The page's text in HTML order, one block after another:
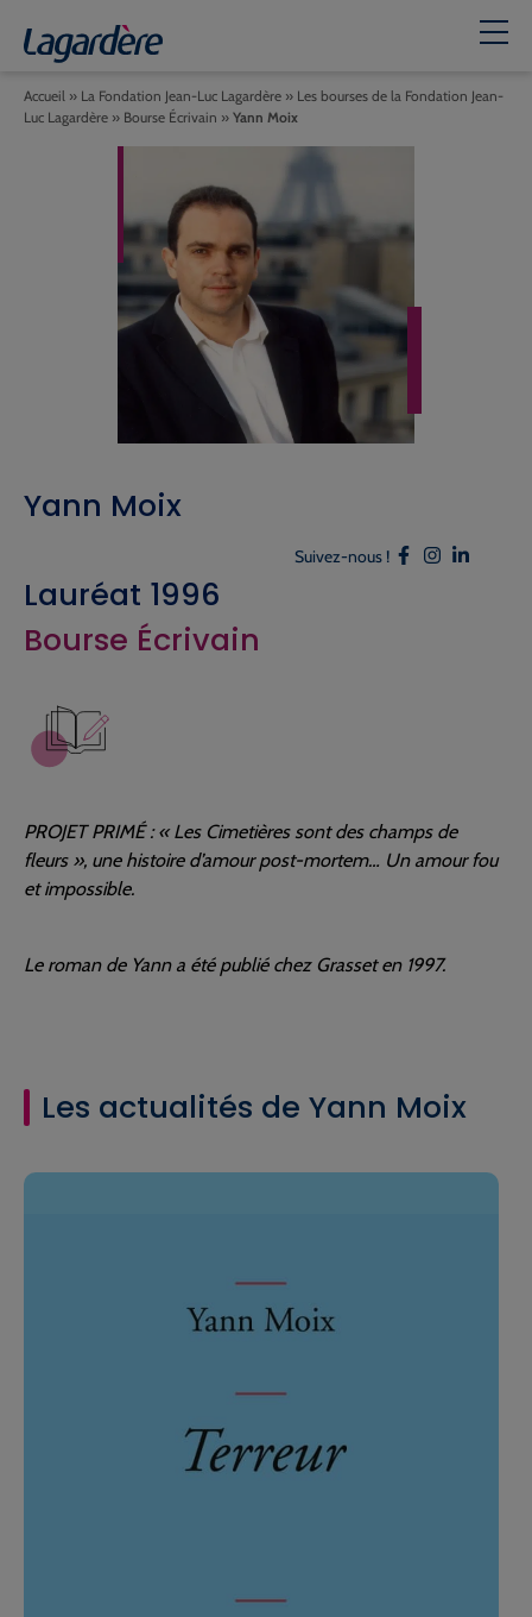
Yann Moix
Accueil » La Fondation Jean-Luc Lagardère » Les bourses de la Fondation Jean-
Luc Lagardère » Bourse Écrivain » Yann Moix
Suivez-nous !
Lauréat 1996
Bourse Écrivain
PROJET PRIMÉ : « Les Cimetières sont des champs de
fleurs », une histoire d’amour post-mortem… Un amour fou
et impossible.
Le roman de Yann a été publié chez Grasset en 1997.
Les actualités de Yann Moix